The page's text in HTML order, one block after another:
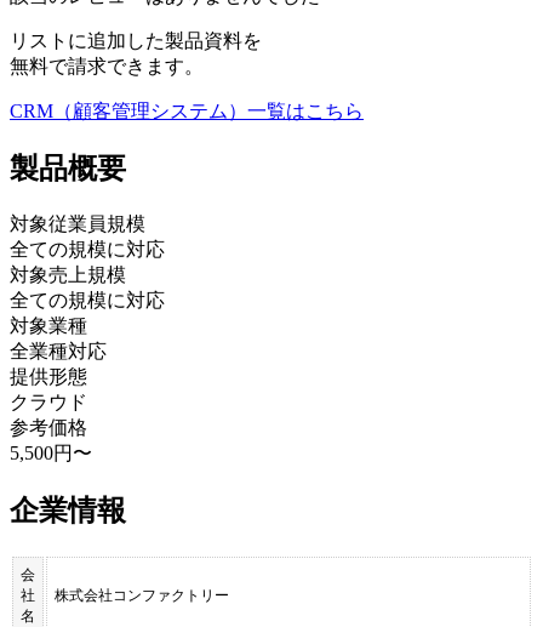
リストに追加した製品資料を
無料で請求できます。
CRM（顧客管理システム） 一覧はこちら
製品概要
対象従業員規模
全ての規模に対応
対象売上規模
全ての規模に対応
対象業種
全業種対応
提供形態
クラウド
参考価格
5,500円〜
企業情報
会
社
名
株式会社コンファクトリー